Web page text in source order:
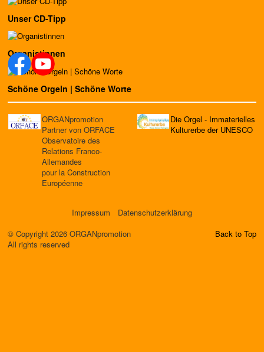
Unser CD-Tipp
Organistinnen
Schöne Orgeln | Schöne Worte
ORGANpromotion
Partner von ORFACE
Observatoire des
Relations Franco-
Allemandes
pour la Construction
Européenne
Die Orgel - Immaterielles
Kulturerbe der UNESCO
Impressum
Datenschutzerklärung
© Copyright 2026 ORGANpromotion
All rights reserved
Back to Top